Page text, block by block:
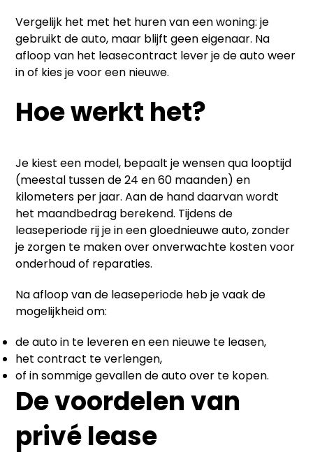
Vergelijk het met het huren van een woning: je
gebruikt de auto, maar blijft geen eigenaar. Na
afloop van het leasecontract lever je de auto weer
in of kies je voor een nieuwe.
Hoe werkt het?
Je kiest een model, bepaalt je wensen qua looptijd
(meestal tussen de 24 en 60 maanden) en
kilometers per jaar. Aan de hand daarvan wordt
het maandbedrag berekend. Tijdens de
leaseperiode rij je in een gloednieuwe auto, zonder
je zorgen te maken over onverwachte kosten voor
onderhoud of reparaties.
Na afloop van de leaseperiode heb je vaak de
mogelijkheid om:
de auto in te leveren en een nieuwe te leasen,
het contract te verlengen,
of in sommige gevallen de auto over te kopen.
De voordelen van
privé lease